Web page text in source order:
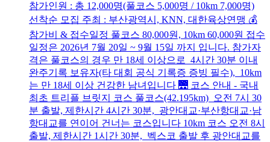
참가인원 : 총 12,000명(풀코스 5,000명 / 10km 7,000명)
선착순 모집 주최 : 부산광역시, KNN, 대한육상연맹 💰
참가비 & 접수일정 풀코스 80,000원, 10km 60,000원 접수
일정은 2026년 7월 20일 ~ 9월 15일 까지 입니다. 참가자
격은 풀코스의 경우 만 18세 이상으로 4시간 30분 이내
완주기록 보유자(타 대회 공식 기록증 증빙 필수), 10km
는 만 18세 이상 건강한 남녀입니다 🌉 코스 안내 - 국내
최초 트리플 브릿지 코스 풀코스(42.195km) 오전 7시 30
분 출발, 제한시간 4시간 30분, 광안대교·부산항대교·남
항대교를 연이어 건너는 코스입니다 10km 코스 오전 8시
출발, 제한시간 1시간 30분, 벡스코 출발 후 광안대교를